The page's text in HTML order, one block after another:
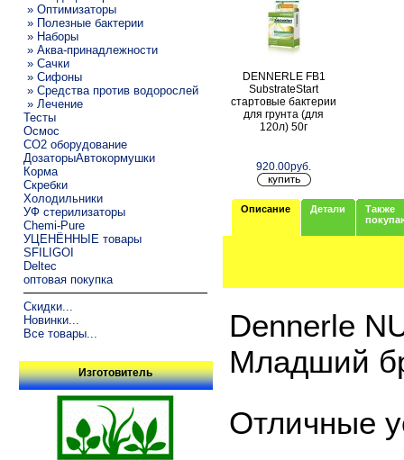
» Оптимизаторы
» Полезные бактерии
» Наборы
» Аква-принадлежности
» Сачки
» Сифоны
» Средства против водорослей
» Лечение
Тесты
Осмос
CO2 оборудование
ДозаторыАвтокормушки
Корма
Скребки
Холодильники
УФ стерилизаторы
Chemi-Pure
УЦЕНЁННЫЕ товары
SFILIGOI
Deltec
оптовая покупка
Скидки...
Новинки...
Все товары...
Изготовитель
DENNERLE FB1
SubstrateStart
стартовые бактерии
для грунта (для
120л) 50г
920.00руб.
Описание Детали
Также
Dennerle
Младший
Отличные